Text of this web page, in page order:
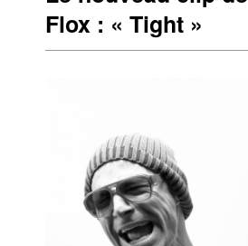
Flox : « Tight »